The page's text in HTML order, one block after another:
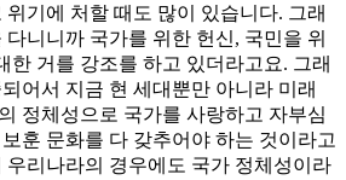
기에 처할 때도 많이 있습니다. 그래
니니까 국가를 위한 헌신, 국민을 위
한 거를 강조를 하고 있더라고요. 그래
어서 지금 현 세대뿐만 아니라 미래
정체성으로 국가를 사랑하고 자부심
훈 문화를 다 갖추어야 하는 것이라고
우리나라의 경우에도 국가 정체성이라